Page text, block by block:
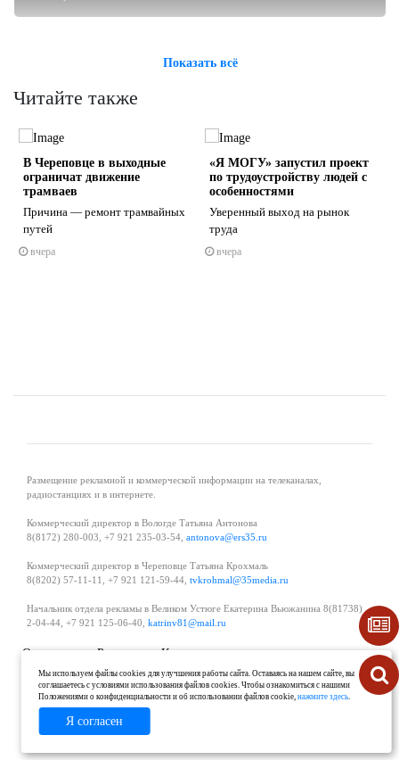
Показать всё
Читайте также
В Череповце в выходные
ограничат движение
трамваев
Причина — ремонт трамвайных
путей
вчера
«Я МОГУ» запустил проект
по трудоустройству людей с
особенностями
Уверенный выход на рынок
труда
вчера
Размещение рекламной и коммерческой информации на телеканалах,
радиостанциях и в интернете.
Коммерческий директор в Вологде Татьяна Антонова
8(8172) 280-003, +7 921 235-03-54, antonova@ers35.ru
Коммерческий директор в Череповце Татьяна Крохмаль
8(8202) 57-11-11, +7 921 121-59-44, tvkrohmal@35media.ru
Начальник отдела рекламы в Великом Устюге Екатерина Вьюжанина 8(81738)
2-04-44, +7 921 125-06-40, katrinv81@mail.ru
О проекте Реклама
Контакты
Политика в области обработки и защиты персональных данных
Мы используем файлы cookies для улучшения работы сайта. Оставаясь на нашем сайте, вы
соглашаетесь с условиями использования файлов cookies. Чтобы ознакомиться с нашими
Положениями о конфиденциальности и об использовании файлов cookie,нажмите здесь.
Я согласен